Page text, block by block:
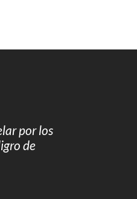
por los
de